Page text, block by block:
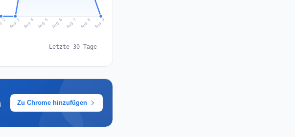
2 Aug 3 Aug 4 Aug 5 Aug 6 Aug 7 Aug 8 Aug 9
Letzte 30 Tage
Zu Chrome hinzufügen